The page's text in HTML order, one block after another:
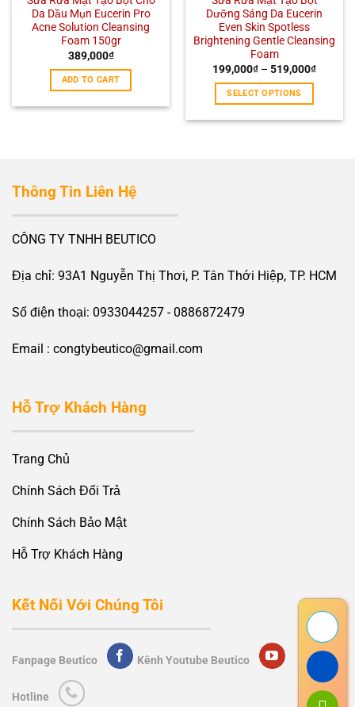
Da Dầu Mụn Eucerin Pro
Acne Solution Cleansing
Foam 150gr
389,000₫
ADD TO CART
Dưỡng Sáng Da Eucerin
Even Skin Spotless
Brightening Gentle Cleansing
Foam
199,000₫ – 519,000₫
SELECT OPTIONS
Thông Tin Liên Hệ
CÔNG TY TNHH BEUTICO
Địa chỉ: 93A1 Nguyễn Thị Thơi, P. Tân Thới Hiệp, TP. HCM
Số điện thoại: 0933044257 - 0886872479
Email : congtybeutico@gmail.com
Hỗ Trợ Khách Hàng
Trang Chủ
Chính Sách Đổi Trả
Chính Sách Bảo Mật
Hỗ Trợ Khách Hàng
Kết Nối Với Chúng Tôi
Fanpage Beutico Kênh Youtube Beutico
Hotline